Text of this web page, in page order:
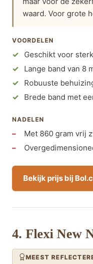
waard. Voor grote
VOORDELEN
Geschikt voor
Lange band van 8
Robuuste
Brede band met
NADELEN
Met 860 gram vrij
Bekijk prijs bij
4. Flexi New
MEEST